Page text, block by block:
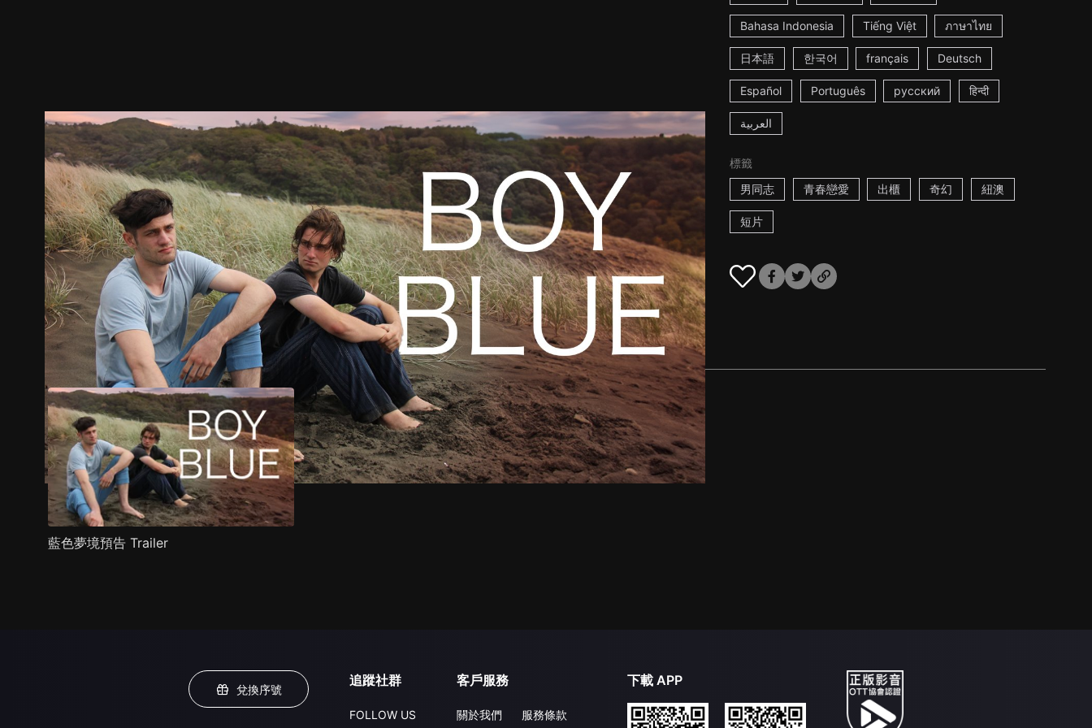
Bahasa Indonesia Tiếng Việt ภาษาไทย
日本語 한국어 français Deutsch
Español Português русский हिन्दी
العربية
標籤
男同志
青春戀愛 出櫃 奇幻 紐澳
短片
預告 劇照 推薦影片 劇情介紹
藍色夢境預告 Trailer
兌換序號
追蹤社群
FOLLOW US
客戶服務
關於我們 服務條款
下載 APP